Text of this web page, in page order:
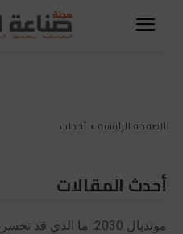
الصفحة الرئيسية أحداث
أحدث المقالات
مونديال 2030: ما الذي